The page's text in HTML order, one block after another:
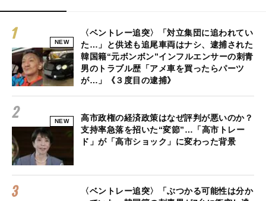
NEW
〈ベントレー追突〉「対立集団に追われてい
た…」と供述も追尾車両はナシ、逮捕された
韓国籍“元ボンボン”インフルエンサーの刺青
男のトラブル歴「アメ車を買ったらパーツ
が…」《３度目の逮捕》
NEW
高市政権の経済政策はなぜ評判が悪いのか？
支持率急落を招いた“変節”…「高市トレー
ド」が「高市ショック」に変わった背景
〈ベントレー追突〉「ぶつかる可能性は分か